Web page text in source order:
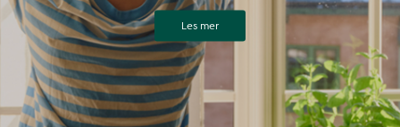
Les mer